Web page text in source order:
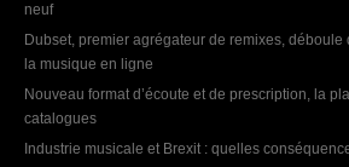
neuf
Dubset, premier agrégateur de remixes,
la musique en ligne
Nouveau format d’écoute et de prescription, la
catalogues
Industrie musicale et Brexit : quelles